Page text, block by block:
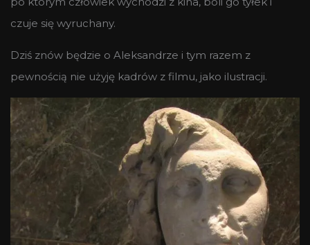
czuje się wyruchany.
Dziś znów będzie o Aleksandrze i tym razem z
pewnością nie użyję kadrów z filmu, jako ilustracji.